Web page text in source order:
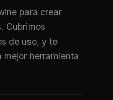
para crear
Cubrimos
de uso, y te
mejor herramienta